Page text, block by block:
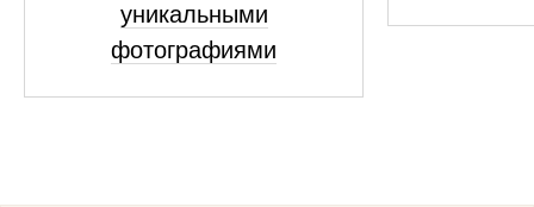
уникальными
фотографиями